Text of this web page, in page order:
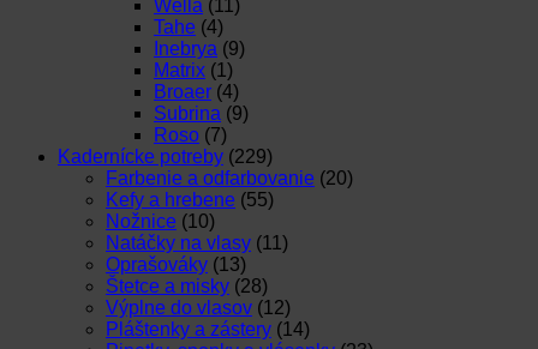
Wella (11)
Tahe (4)
Inebrya (9)
Matrix (1)
Broaer (4)
Subrina (9)
Roso (7)
Kadernícke potreby (229)
Farbenie a odfarbovanie (20)
Kefy a hrebene (55)
Nožnice (10)
Natáčky na vlasy (11)
Oprašováky (13)
Štetce a misky (28)
Výplne do vlasov (12)
Pláštenky a zástery (14)